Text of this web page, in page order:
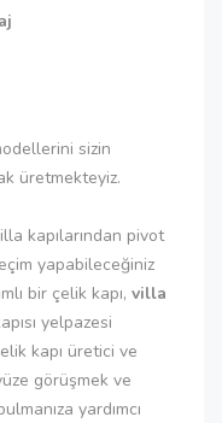
sizin
üretmekteyiz.
kapılarından pivot
yapabileceğiniz
bir çelik kapı, villa
yelpazesi
kapı üretici ve
görüşmek ve
yardımcı